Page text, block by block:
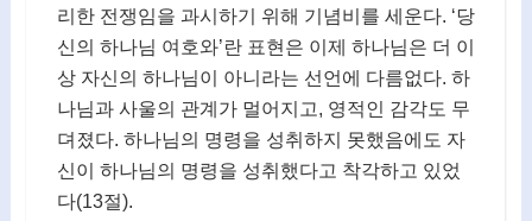
리한 전쟁임을 과시하기 위해 기념비를 세운다. ‘당
신의 하나님 여호와’란 표현은 이제 하나님은 더 이
상 자신의 하나님이 아니라는 선언에 다름없다. 하
나님과 사울의 관계가 멀어지고, 영적인 감각도 무
뎌졌다. 하나님의 명령을 성취하지 못했음에도 자
신이 하나님의 명령을 성취했다고 착각하고 있었
다(13절).